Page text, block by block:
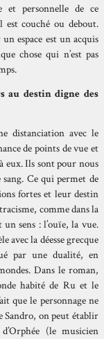
et personnelle de ce
est couché ou debout.
espace est un acquis
chose qui n’est pas
au destin digne des
distanciation avec le
de points de vue et
eux. Ils sont pour nous
Ce qui permet de
fortes et leur destin
comme dans la
sens : l’ouïe, la vue.
avec la déesse grecque
par une dualité, en
Dans le roman,
habité de Ru et le
que le personnage ne
Sandro, on peut établir
(le musicien